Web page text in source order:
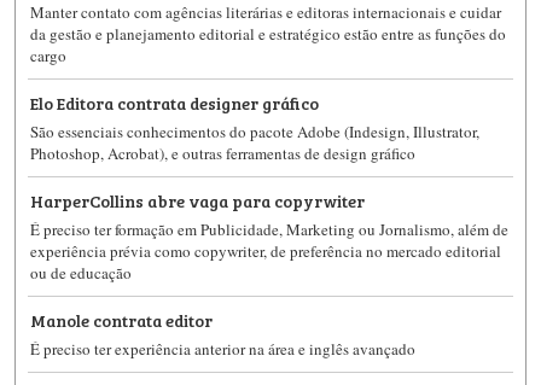
Manter contato com agências literárias e editoras internacionais e cuidar
da gestão e planejamento editorial e estratégico estão entre as funções do
cargo
Elo Editora contrata designer gráfico
São essenciais conhecimentos do pacote Adobe (Indesign, Illustrator,
Photoshop, Acrobat), e outras ferramentas de design gráfico
HarperCollins abre vaga para copyrwiter
É preciso ter formação em Publicidade, Marketing ou Jornalismo, além de
experiência prévia como copywriter, de preferência no mercado editorial
ou de educação
Manole contrata editor
É preciso ter experiência anterior na área e inglês avançado